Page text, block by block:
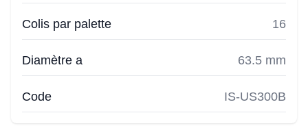
Colis par palette 16
Diamètre a 63.5 mm
Code IS-US300B